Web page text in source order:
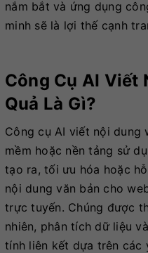
nắm bắt và ứng dụng
minh sẽ là lợi thế cạnh
Công Cụ AI Viết
Quả Là Gì?
Công cụ AI viết nội dung
mềm hoặc nền tảng sử
tạo ra, tối ưu hóa hoặc
nội dung văn bản cho
trực tuyến. Chúng được
nhiên, phân tích dữ liệu
tính liên kết dựa trên các